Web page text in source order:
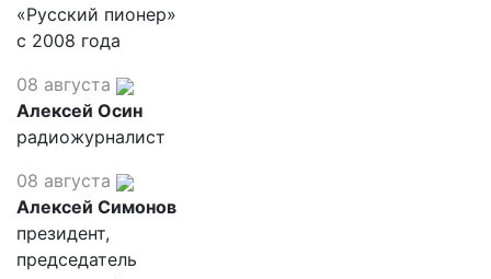
«Русский пионер»
с 2008 года
08 августа
Алексей Осин
радиожурналист
08 августа
Алексей Симонов
президент,
председатель